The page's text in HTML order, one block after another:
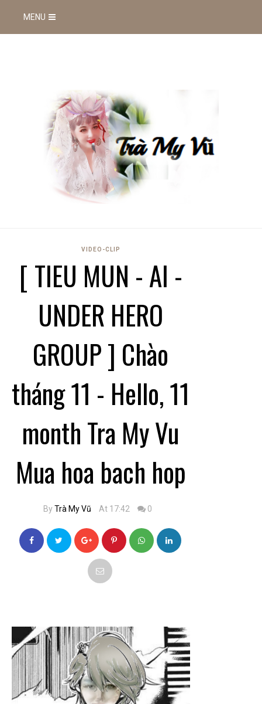
MENU
VIDEO-CLIP
[ TIEU MUN - AI -
UNDER HERO
GROUP ] Chào
tháng 11 - Hello, 11
month Tra My Vu
Mua hoa bach hop
ByTrà My Vũ At 17:42 0